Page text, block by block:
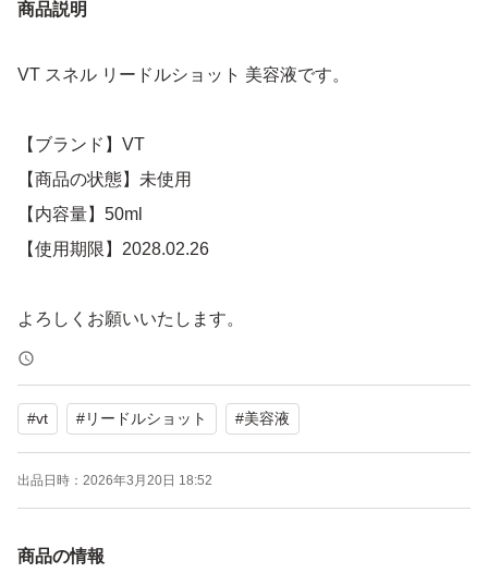
商品説明
VT スネル リードルショット 美容液です。
【ブランド】VT
【商品の状態】未使用
【内容量】50ml
【使用期限】2028.02.26
よろしくお願いいたします。
#vt #リードルショット #美容液
出品日時： 2026年3月20日 18:52
商品の情報